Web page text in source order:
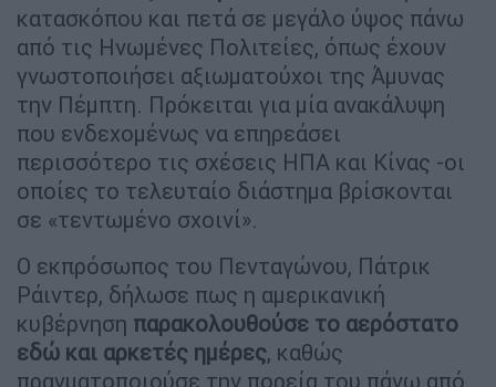
κατασκόπου και πετά σε μεγάλο ύψος πάνω
από τις Ηνωμένες Πολιτείες, όπως έχουν
γνωστοποιήσει αξιωματούχοι της Άμυνας
την Πέμπτη. Πρόκειται για μία ανακάλυψη
που ενδεχομένως να επηρεάσει
περισσότερο τις σχέσεις ΗΠΑ και Κίνας -οι
οποίες το τελευταίο διάστημα βρίσκονται
σε «τεντωμένο σχοινί».
Ο εκπρόσωπος του Πενταγώνου, Πάτρικ
Ράιντερ, δήλωσε πως η αμερικανική
κυβέρνηση παρακολουθούσε το αερόστατο
εδώ και αρκετές ημέρες, καθώς
πραγματοποιούσε την πορεία του πάνω από